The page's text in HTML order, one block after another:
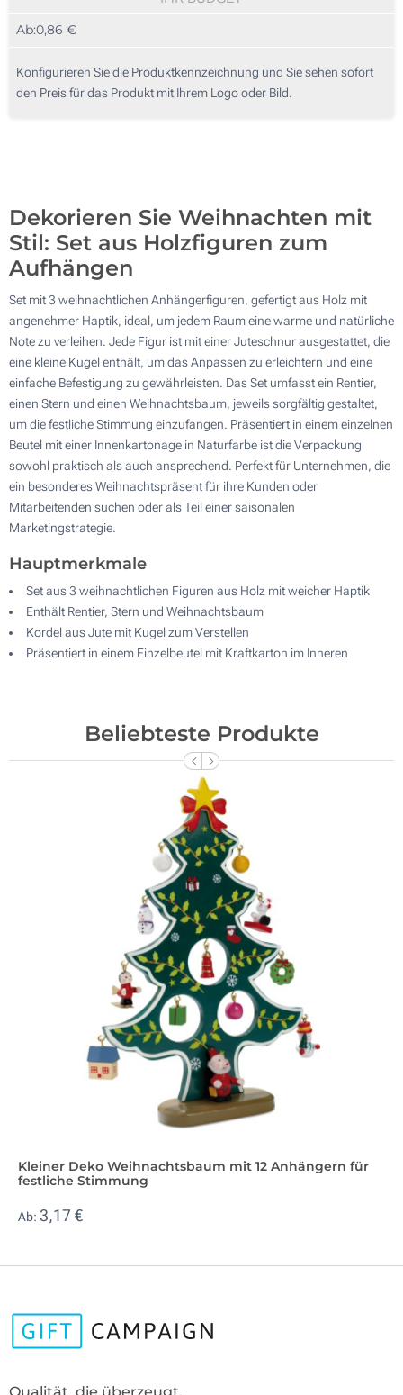
410
1025
2050
Ab:0,86 €
Konfigurieren Sie die Produktkennzeichnung und Sie sehen sofort
den Preis für das Produkt mit Ihrem Logo oder Bild.
Dekorieren Sie Weihnachten mit
Stil: Set aus Holzfiguren zum
Aufhängen
Set mit 3 weihnachtlichen Anhängerfiguren, gefertigt aus Holz mit
angenehmer Haptik, ideal, um jedem Raum eine warme und natürliche
Note zu verleihen. Jede Figur ist mit einer Juteschnur ausgestattet, die
eine kleine Kugel enthält, um das Anpassen zu erleichtern und eine
einfache Befestigung zu gewährleisten. Das Set umfasst ein Rentier,
einen Stern und einen Weihnachtsbaum, jeweils sorgfältig gestaltet,
um die festliche Stimmung einzufangen. Präsentiert in einem einzelnen
Beutel mit einer Innenkartonage in Naturfarbe ist die Verpackung
sowohl praktisch als auch ansprechend. Perfekt für Unternehmen, die
ein besonderes Weihnachtspräsent für ihre Kunden oder
Mitarbeitenden suchen oder als Teil einer saisonalen
Marketingstrategie.
Hauptmerkmale
Set aus 3 weihnachtlichen Figuren aus Holz mit weicher Haptik
Enthält Rentier, Stern und Weihnachtsbaum
Kordel aus Jute mit Kugel zum Verstellen
Präsentiert in einem Einzelbeutel mit Kraftkarton im Inneren
Beliebteste Produkte
Kleiner Deko Weihnachtsbaum mit 12 Anhängern für
festliche Stimmung
Ab: 3,17 €